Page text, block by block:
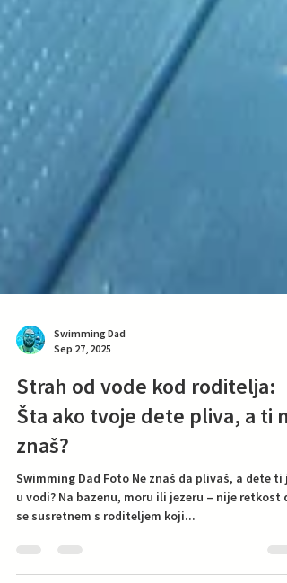
Sep 27, 2025
Strah od vode kod roditelja:
Šta ako tvoje dete pliva, a ti ne
znaš?
Swimming Dad Foto Ne znaš da plivaš, a dete ti je
se susretnem s roditeljem koji...